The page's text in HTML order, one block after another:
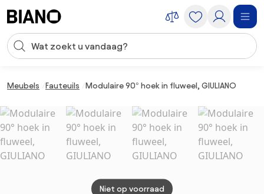
Zoekopdracht invoeren
Meubels Fauteuils Modulaire 90° hoek in fluweel, GIULIANO
Niet op voorraad